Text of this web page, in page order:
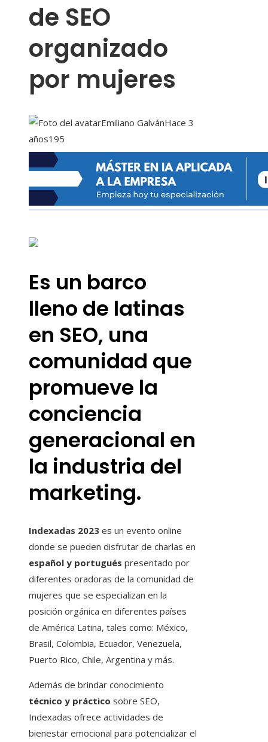
de SEO
organizado
por mujeres
Emiliano GalvánHace 3
años195
Es un barco
lleno de latinas
en SEO, una
comunidad que
promueve la
conciencia
generacional en
la industria del
marketing.
Indexadas 2023 es un evento online
donde se pueden disfrutar de charlas en
español y portugués presentado por
diferentes oradoras de la comunidad de
mujeres que se especializan en la
posición orgánica en diferentes países
de América Latina, tales como: México,
Brasil, Colombia, Ecuador, Venezuela,
Puerto Rico, Chile, Argentina y más.
Además de brindar conocimiento
técnico y práctico sobre SEO,
Indexadas ofrece actividades de
bienestar emocional para potencializar el